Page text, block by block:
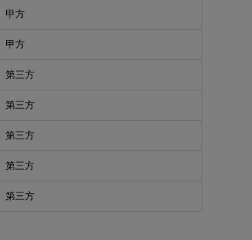
甲方
甲方
第三方
第三方
第三方
第三方
第三方